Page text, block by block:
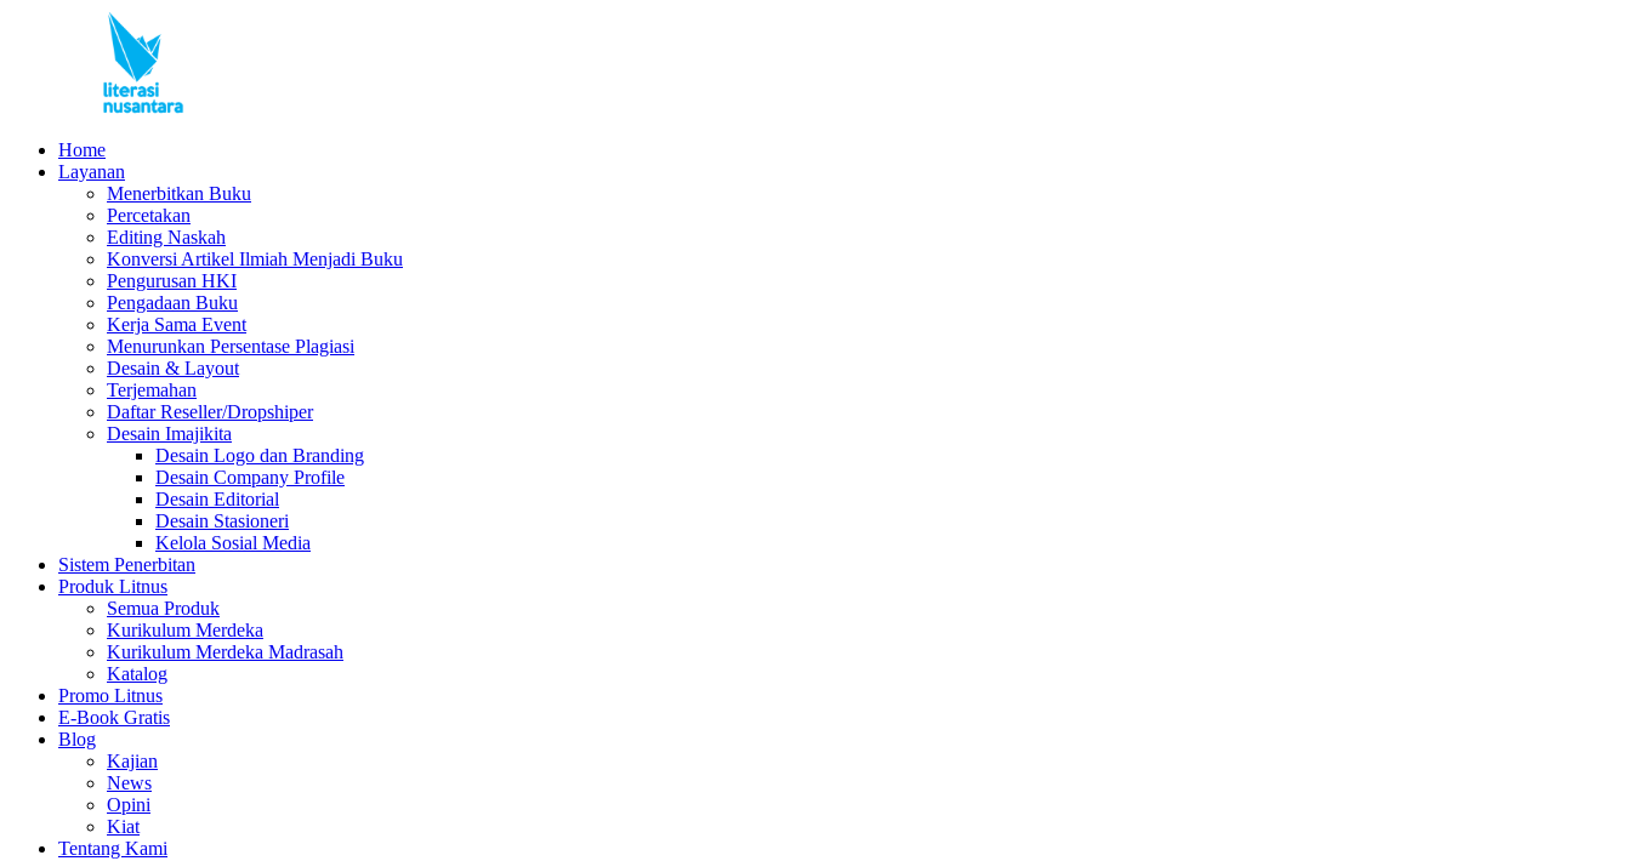
Home
Layanan
Menerbitkan Buku
Percetakan
Editing Naskah
Konversi Artikel Ilmiah Menjadi Buku
Pengurusan HKI
Pengadaan Buku
Kerja Sama Event
Menurunkan Persentase Plagiasi
Desain & Layout
Terjemahan
Daftar Reseller/Dropshiper
Desain Imajikita
Desain Logo dan Branding
Desain Company Profile
Desain Editorial
Desain Stasioneri
Kelola Sosial Media
Sistem Penerbitan
Produk Litnus
Semua Produk
Kurikulum Merdeka
Kurikulum Merdeka Madrasah
Katalog
Promo Litnus
E-Book Gratis
Blog
Kajian
News
Opini
Kiat
Tentang Kami